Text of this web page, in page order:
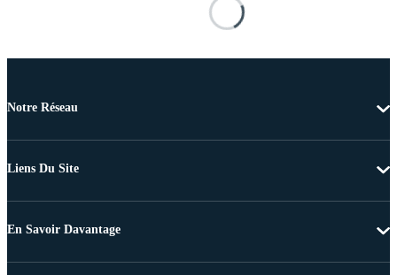
Notre Réseau
Liens Du Site
En Savoir Davantage